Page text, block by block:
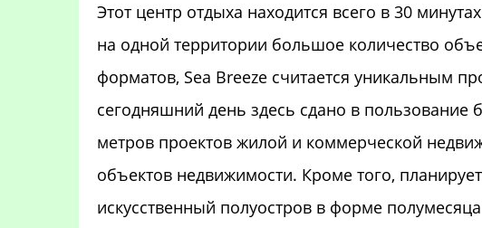
Этот центр отдыха находится всего в 30
на одной территории большое количество
форматов, Sea Breeze считается уникальным
сегодняшний день здесь сдано в пользование
метров проектов жилой и коммерческой
объектов недвижимости. Кроме того,
искусственный полуостров в форме